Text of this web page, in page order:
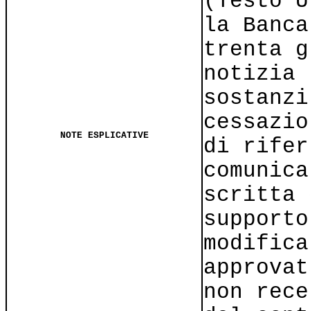
NOTE ESPLICATIVE
la
trenta
notizia
di
scritta
non